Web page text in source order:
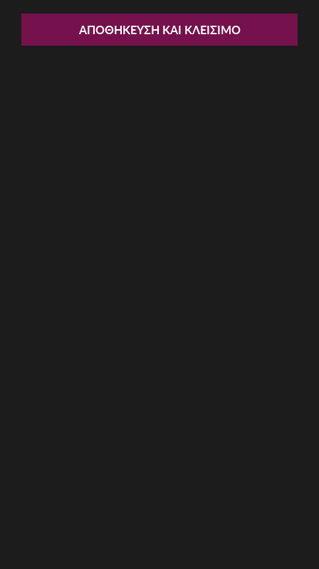
Food Presentation Board Zsa
ΑΠΟΘΉΚΕΥΣΗ ΚΑΙ ΚΛΕΊΣΙΜΟ